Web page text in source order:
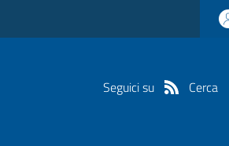
Seguici su Cerca